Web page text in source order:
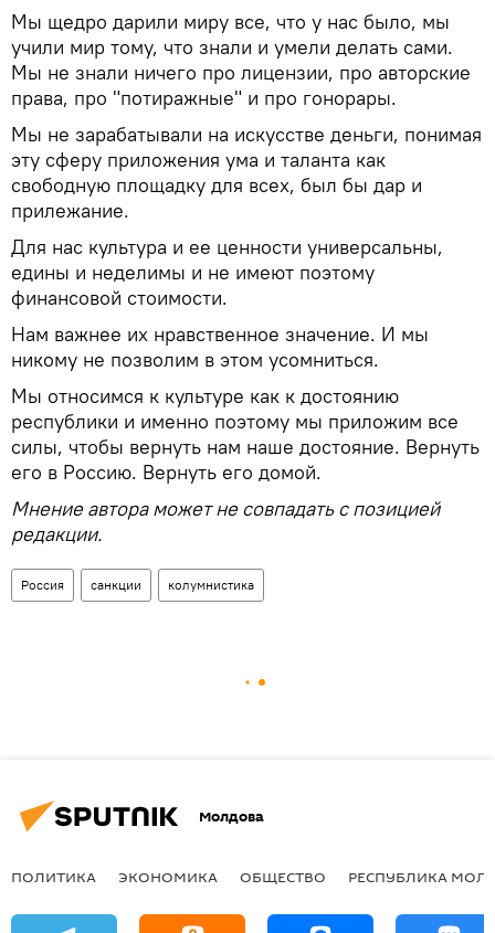
Мы щедро дарили миру все, что у нас было, мы
учили мир тому, что знали и умели делать сами.
Мы не знали ничего про лицензии, про авторские
права, про "потиражные" и про гонорары.
Мы не зарабатывали на искусстве деньги, понимая
эту сферу приложения ума и таланта как
свободную площадку для всех, был бы дар и
прилежание.
Для нас культура и ее ценности универсальны,
едины и неделимы и не имеют поэтому
финансовой стоимости.
Нам важнее их нравственное значение. И мы
никому не позволим в этом усомниться.
Мы относимся к культуре как к достоянию
республики и именно поэтому мы приложим все
силы, чтобы вернуть нам наше достояние. Вернуть
его в Россию. Вернуть его домой.
Мнение автора может не совпадать с позицией
редакции.
Россия санкции колумнистика
Молдова
ПОЛИТИКА ЭКОНОМИКА ОБЩЕСТВО РЕСПУБЛИКА